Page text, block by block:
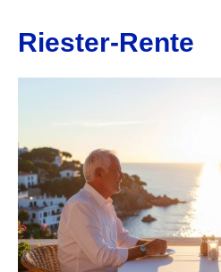
Riester-Rente